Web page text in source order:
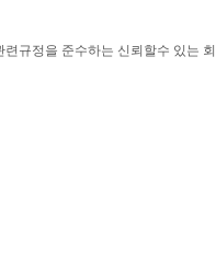
규정을 준수하는 신뢰할수 있는